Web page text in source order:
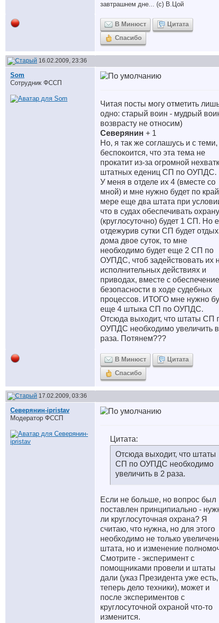
завтрашнем дне... (с) В.Цой
В Минюст
Цитата
Спасибо
16.02.2009, 23:36
Som
Сотрудник ФССП
Читая посты могу отметить
одно: старый воин - мудрый
возврасту не относим)
Северянин + 1
Но, я так же соглашусь и с теми,
беспокоится, что эта тема не
прокатит из-за огромной
штатных едениц СП по ОУПДС.
У меня в отделе их 4 (вместе со
мной) и мне нужно будет по
мере еще два штата при
что в судах обеспечивать охрану
(круглосуточно) будет 1 СП. Но
отдежурив сутки СП будет
дома двое суток, то мне
необходимо будет еще 2 СП по
ОУПДС, чтоб задействовать их
исполнительных действиях и
приводах, вместе с
безопасности в ходе судебных
процессов. ИТОГО мне нужно
еще 4 штыка СП по ОУПДС.
Отсюда выходит, что штаты СП
ОУПДС необходимо увеличить
раза. Потянем???
В Минюст
Цитата
Спасибо
17.02.2009, 03:36
Северянин-ipristav
Модератор ФССП
Цитата:
Отсюда выходит, что штаты
СП по ОУПДС необходимо
увеличить в 2 раза.
Если не больше, но вопрос был
поставлен принципиально -
ли круглосуточная охрана? Я
считаю, что нужна, но для этого
необходимо не только
штата, но и изменение
Смотрите - эксперимент с
помощниками провели и штаты
дали (указ Президента уже есть,
теперь дело техники), может и
после экспериментов с
круглосуточной охраной что-то
изменится.